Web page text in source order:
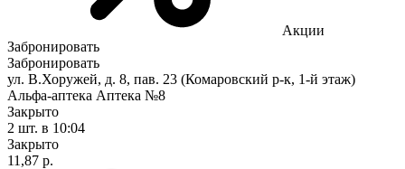
Акции
Забронировать
Забронировать
ул. В.Хоружей, д. 8, пав. 23 (Комаровский р-к, 1-й этаж)
Альфа-аптека Аптека №8
Закрыто
2 шт. в 10:04
Закрыто
11,87 р.